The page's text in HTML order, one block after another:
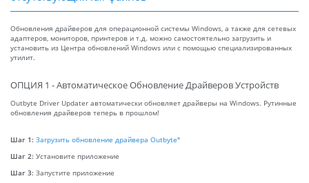
Обновления драйверов для операционной системы Windows, а также для сетевых
адаптеров, мониторов, принтеров и т.д. можно самостоятельно загрузить и
установить из Центра обновлений Windows или с помощью специализированных
утилит.
ОПЦИЯ 1 - Автоматическое Обновление Драйверов Устройств
Outbyte Driver Updater автоматически обновляет драйверы на Windows. Рутинные
обновления драйверов теперь в прошлом!
Шаг 1: Загрузить обновление драйвера Outbyte"
Шаг 2: Установите приложение
Шаг 3: Запустите приложение